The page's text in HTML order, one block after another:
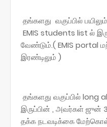
தங்களது வகுப்பில்
EMIS students list ல்
வேண்டும்.( EMIS portal
இரண்டிலும் )
தங்களது வகுப்பில்
இருப்பின் , அவர்கள் ஜுன்
தக்க நடவடிக்கை